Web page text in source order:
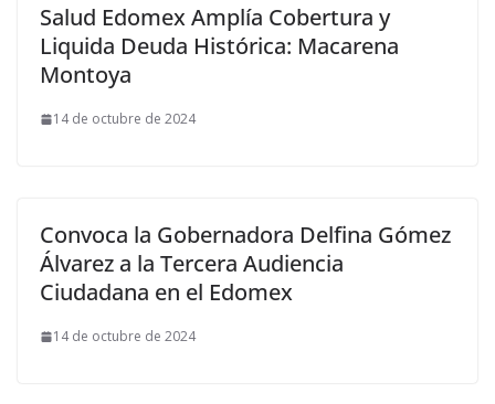
Salud Edomex Amplía Cobertura y
Liquida Deuda Histórica: Macarena
Montoya
14 de octubre de 2024
Convoca la Gobernadora Delfina Gómez
Álvarez a la Tercera Audiencia
Ciudadana en el Edomex
14 de octubre de 2024